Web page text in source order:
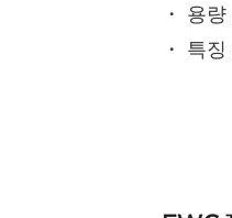
・ 용량
・ 특징